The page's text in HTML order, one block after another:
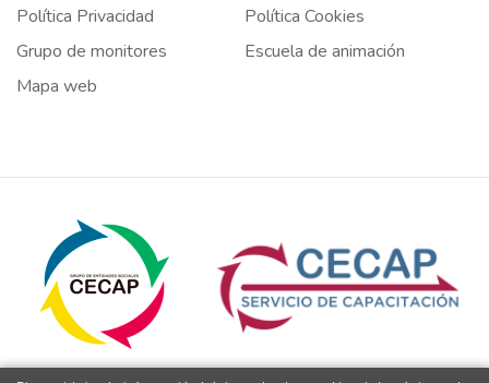
Política Privacidad
Política Cookies
Grupo de monitores
Escuela de animación
Mapa web